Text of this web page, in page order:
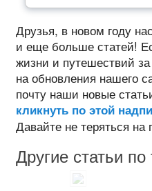
Друзья, в новом году
и еще больше статей!
жизни и путешествий
на обновления нашего
почту наши новые
кликнуть по этой
Давайте не теряться на
Другие статьи